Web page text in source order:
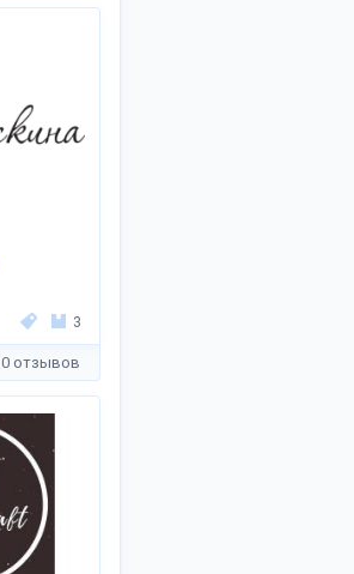
3
0 отзывов